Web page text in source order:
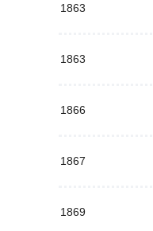
1863
1863
1866
1867
1869